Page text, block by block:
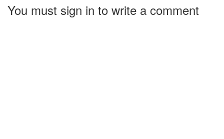
You must sign in to write a comment